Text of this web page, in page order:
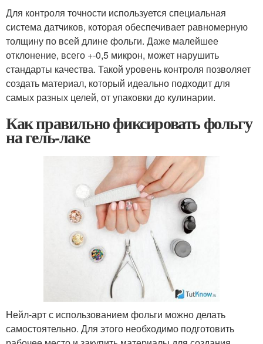
Для контроля точности используется специальная
система датчиков, которая обеспечивает равномерную
толщину по всей длине фольги. Даже малейшее
отклонение, всего +-0,5 микрон, может нарушить
стандарты качества. Такой уровень контроля позволяет
создать материал, который идеально подходит для
самых разных целей, от упаковки до кулинарии.
Как правильно фиксировать фольгу
на гель-лаке
Нейл-арт с использованием фольги можно делать
самостоятельно. Для этого необходимо подготовить